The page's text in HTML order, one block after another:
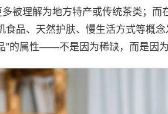
被理解为地方特产或传统茶类；而
食品、天然护肤、慢生活方式等概
”的属性——不是因为稀缺，而是因